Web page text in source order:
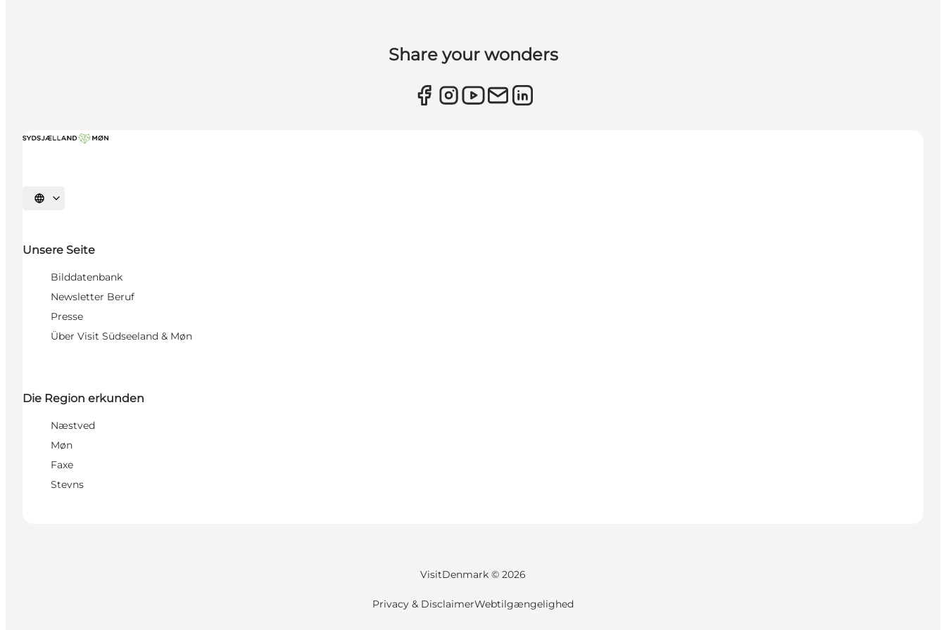
Share your wonders
Sprache auswählen
Unsere Seite
Bilddatenbank
Newsletter Beruf
Presse
Über Visit Südseeland & Møn
Die Region erkunden
Næstved
Møn
Faxe
Stevns
VisitDenmark © 2026
Privacy & DisclaimerWebtilgængelighed